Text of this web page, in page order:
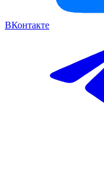
ВКонтакте